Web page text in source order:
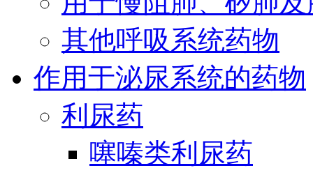
其他呼吸系统药物
作用于泌尿系统的药物
利尿药
噻嗪类利尿药